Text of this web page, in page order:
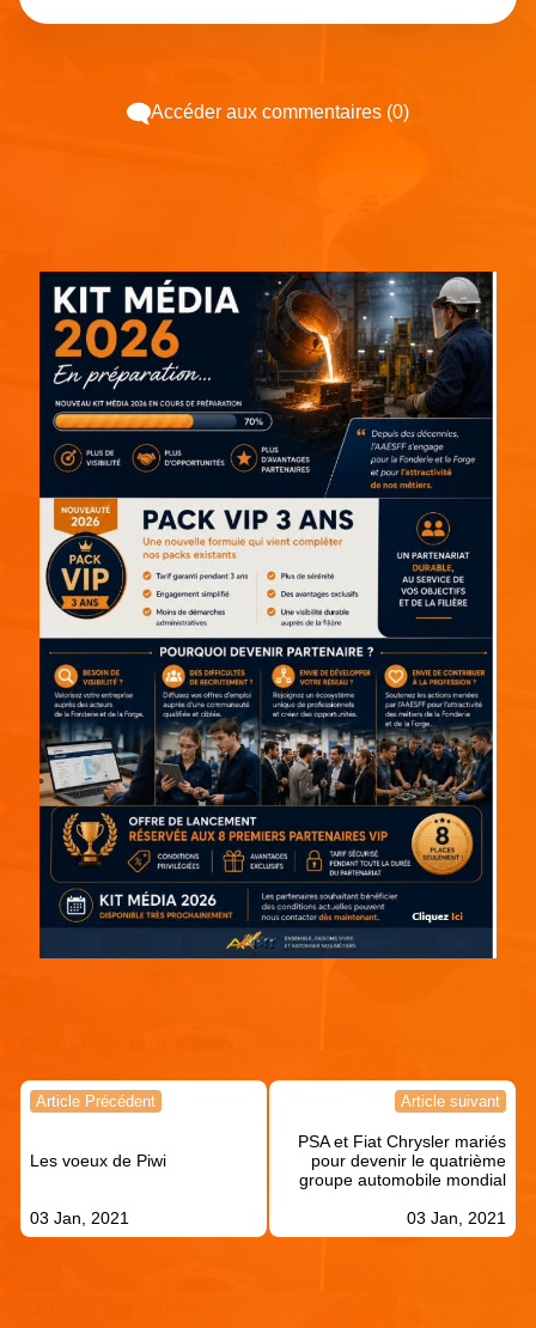
Accéder aux commentaires (0)
Navigation
l’article
Article Précédent
Les voeux de Piwi
03 Jan, 2021
Article suivant
PSA et Fiat Chrysler mariés
pour devenir le quatrième
groupe automobile mondial
03 Jan, 2021